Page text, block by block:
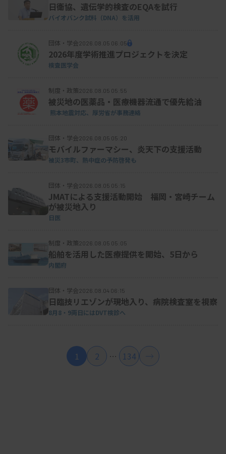
日衛協、遺伝学的検査のEQAを試行
バイオバンク試料（DNA）を活用
団体・学会2026.08.05 06:05
2026年度学術推進プロジェクトを決定
検査医学会
制度・政策2026.08.05 05:55
被災地の医薬品・医療機器流通で優先給油
熊本地震対応、厚労省が事務連絡
団体・学会2026.08.05 05:20
モバイルファーマシー、炎天下の支援活動
被災3市町、熱中症の予防啓発も
団体・学会2026.08.05 05:15
JMATによる支援活動開始 福岡・宮崎チーム
が被災地入り
日医
制度・政策2026.08.05 05:05
船舶を活用した医療提供を開始、5日から
内閣府
団体・学会2026.08.04 06:15
日臨技リエゾンが現地入り、病院検査室を視察
8月8・9両日にはDVT検診へ
1 2 … 134